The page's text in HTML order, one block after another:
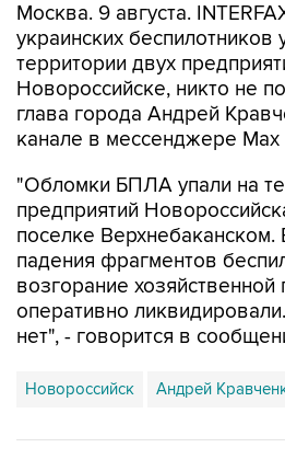
Москва. 9 августа.
украинских беспилотников
территории двух
Новороссийске, никто не
глава города Андрей
канале в мессенджере
"Обломки БПЛА упали на
предприятий
поселке Верхнебаканском.
падения фрагментов
возгорание хозяйственной
оперативно
нет", - говорится в
Новороссийск Андрей